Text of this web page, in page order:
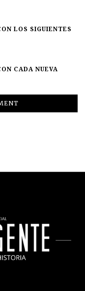
LOS SIGUIENTES
CADA NUEVA